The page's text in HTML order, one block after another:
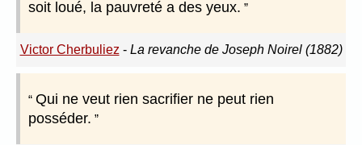
soit loué, la pauvreté a des yeux.
Victor Cherbuliez - La revanche de Joseph Noirel (1882)
Qui ne veut rien sacrifier ne peut rien
posséder.